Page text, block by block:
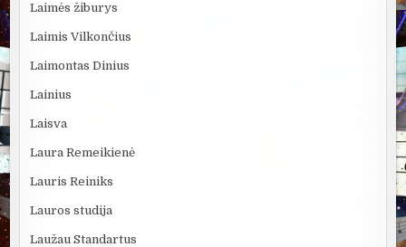
Laimės žiburys
Laimis Vilkončius
Laimontas Dinius
Lainius
Laisva
Laura Remeikienė
Lauris Reiniks
Lauros studija
Laužau Standartus